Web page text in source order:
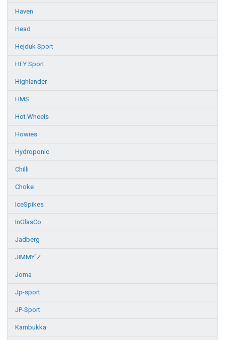
Haven
Head
Hejduk Sport
HEY Sport
Highlander
HMS
Hot Wheels
Howies
Hydroponic
Chilli
Choke
IceSpikes
InGlasCo
Jadberg
JIMMY´Z
Joma
Jp-sport
JP-Sport
Kambukka